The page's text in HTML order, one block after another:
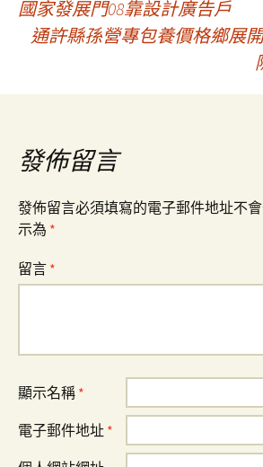
章
導
覽
國家發展門08靠設計廣告戶
通許縣孫營專包養價格鄉展
發佈留言
發佈留言必須填寫的電子郵件地址不會
示為 *
留言 *
顯示名稱 *
電子郵件地址 *